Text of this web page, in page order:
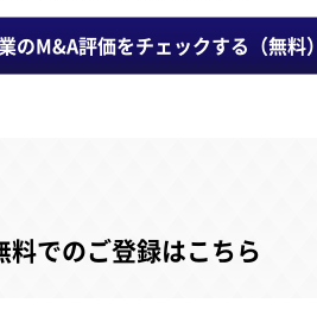
のM&A評価をチェックする（無料）
料でのご登録はこちら